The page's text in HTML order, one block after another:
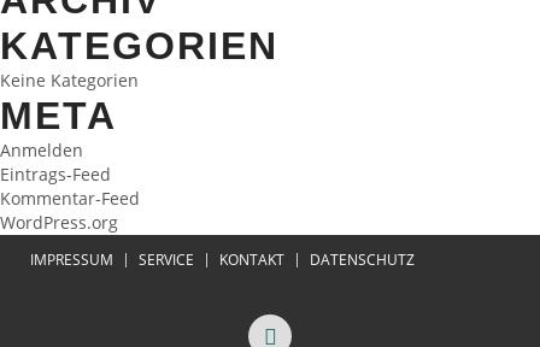
KATEGORIEN
Keine Kategorien
META
Anmelden
Eintrags-Feed
Kommentar-Feed
WordPress.org
IMPRESSUM SERVICE KONTAKT DATENSCHUTZ